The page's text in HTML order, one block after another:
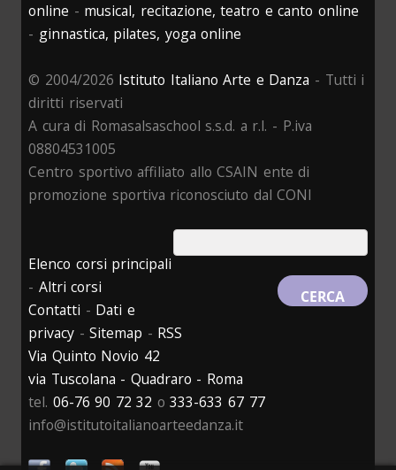
online - musical, recitazione, teatro e canto online
- ginnastica, pilates, yoga online
© 2004/2026 Istituto Italiano Arte e Danza - Tutti i
diritti riservati
A cura di Romasalsaschool s.s.d. a r.l. - P.iva
08804531005
Centro sportivo affiliato allo CSAIN ente di
promozione sportiva riconosciuto dal CONI
Elenco corsi principali
- Altri corsi
Contatti - Dati e
privacy -Sitemap - RSS
Via Quinto Novio 42
via Tuscolana - Quadraro - Roma
tel. 06-76 90 72 32 o333-633 67 77
info@istitutoitalianoarteedanza.it